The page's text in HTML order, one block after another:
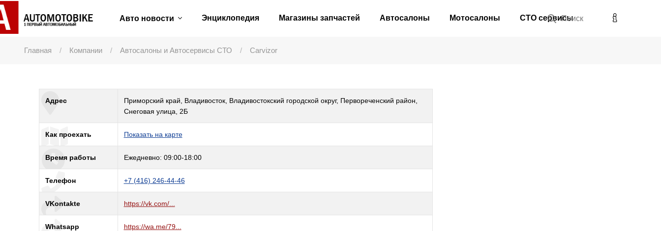
Авто новости Энциклопедия Магазины запчастей Автосалоны Мотосалоны СТО сервисы
Поиск
Главная Компании Автосалоны и Автосервисы СТО Carvizor
Адрес
Приморский край, Владивосток, Владивостокский городской округ, Первореченский район,
Снеговая улица, 2Б
Как проехать Показать на карте
Время работы Ежедневно: 09:00-18:00
Телефон +7 (416) 246-44-46
VKontakte https://vk.com/...
Whatsapp https://wa.me/79...